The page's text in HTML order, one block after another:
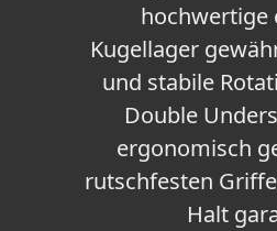
hochwertige
Kugellager
und stabile
Double
ergonomisch
rutschfesten
Halt